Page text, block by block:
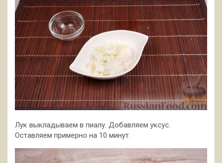
Лук выкладываем в пиалу. Добавляем уксус.
Оставляем примерно на 10 минут.